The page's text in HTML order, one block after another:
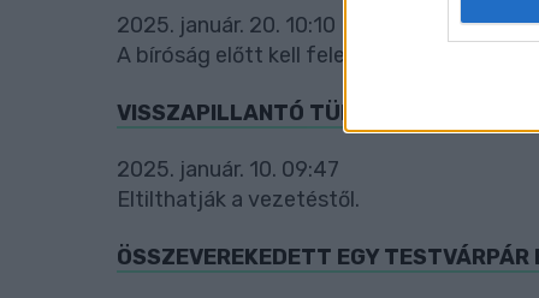
web or
2025. január. 20. 10:10
A bíróság előtt kell felelnie.
VISSZAPILLANTÓ TÜKRÖT TÖRT EGY
2025. január. 10. 09:47
Eltilthatják a vezetéstől.
ÖSSZEVEREKEDETT EGY TESTVÁRPÁR